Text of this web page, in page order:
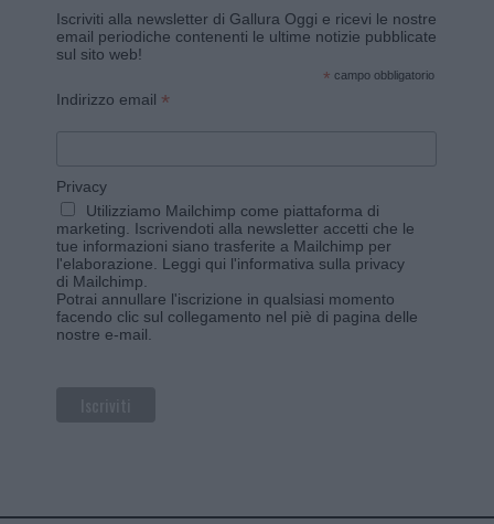
Iscriviti alla newsletter di Gallura Oggi e ricevi le nostre
email periodiche contenenti le ultime notizie pubblicate
sul sito web!
* campo obbligatorio
Indirizzo email *
Privacy
Utilizziamo Mailchimp come piattaforma di
marketing. Iscrivendoti alla newsletter accetti che le
tue informazioni siano trasferite a Mailchimp per
l'elaborazione. Leggi qui l'informativa sulla privacy
di Mailchimp.
Potrai annullare l'iscrizione in qualsiasi momento
facendo clic sul collegamento nel piè di pagina delle
nostre e-mail.